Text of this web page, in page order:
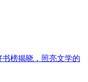
榜揭晓，照亮文学的